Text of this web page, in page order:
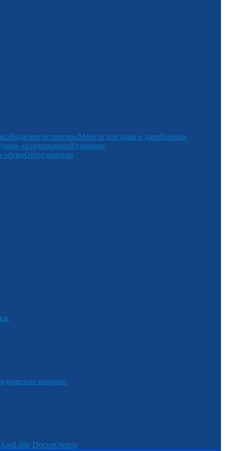
ВидеорегистраторыМебель для дома и дачиВанные
холодильникиКухонные
обувиОтпугиватели
коврики
AndLittle DoctorOmron